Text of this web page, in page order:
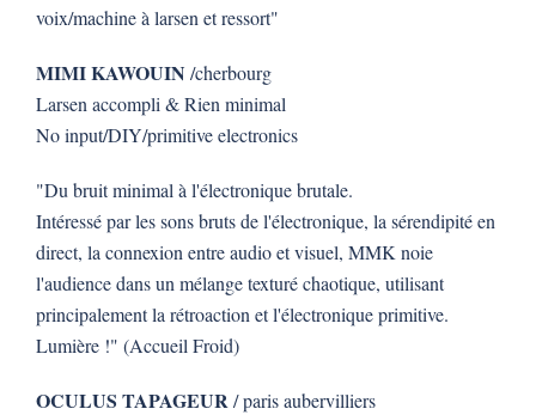
voix/machine à larsen et ressort"
MIMI KAWOUIN /cherbourg
Larsen accompli & Rien minimal
No input/DIY/primitive electronics
"Du bruit minimal à l'électronique brutale.
Intéressé par les sons bruts de l'électronique, la sérendipité en
direct, la connexion entre audio et visuel, MMK noie
l'audience dans un mélange texturé chaotique, utilisant
principalement la rétroaction et l'électronique primitive.
Lumière !" (Accueil Froid)
OCULUS TAPAGEUR/ paris aubervilliers